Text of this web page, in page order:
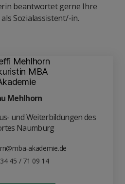
beantwortet gerne Ihre
Sozialassistent/-in.
Mehlhorn
und Weiterbildungen des
Naumburg
akademie.de
45 / 71 09 14